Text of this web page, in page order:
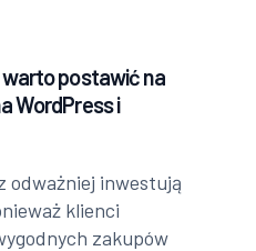
warto postawić na
WordPress i
odważniej inwestują
klienci
zakupów